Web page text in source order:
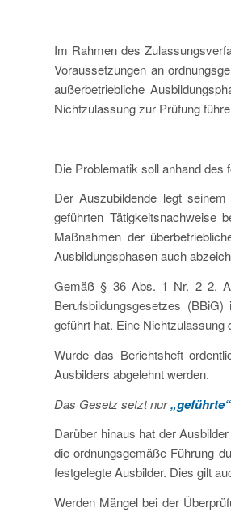
Im Rahmen des
Voraussetzungen an
außerbetriebliche
Nichtzulassung zur Prüfung
Die Problematik soll anhand des
Der Auszubildende legt
geführten Tätigkeitsnachweise
Maßnahmen der
Ausbildungsphasen auch
Gemäß § 36 Abs. 1 Nr. 2 2.
Berufsbildungsgesetzes
geführt hat. Eine Nichtzulassung
Wurde das Berichtsheft
Ausbilders abgelehnt werden.
Das Gesetz setzt nur„geführte“
Darüber hinaus hat der
die ordnungsgemäße Führung
festgelegte Ausbilder. Dies gilt
Werden Mängel bei der